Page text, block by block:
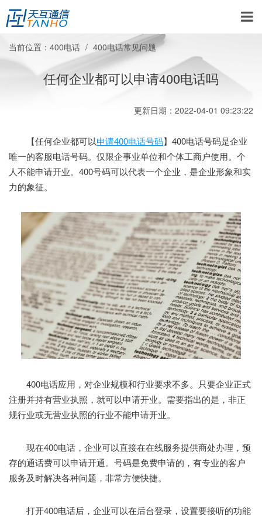
当前位置： 400电话 400电话常见问题
任何企业都可以申请400电话吗
更新日期：2022-04-01 09:23:22
【任何企业都可以申请400电话号码】400电话号码是企业
唯一的客服电话号码。仅限企事业单位和个体工商户使用。个
人不能申请开业。400号码可以代表一个企业，是企业形象和实
力的象征。
400电话应用，对企业规模和行业要求不多。只要企业正式
注册并持有营业执照，就可以申请开业。需要指出的是，非正
规行业或无营业执照的行业不能申请开业。
现在400电话，企业可以直接在在线服务提供商处办理，预
存的通话费可以申请开通。号码是免费申请的，有专业的客户
服务及时解决各种问题，非常方便快捷。
打开400电话后，企业可以在后台登录，设置要接听的功能